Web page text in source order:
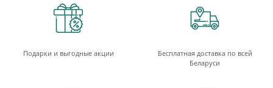
Подарки и выгодные акции
Бесплатная доставка по всей
Беларуси